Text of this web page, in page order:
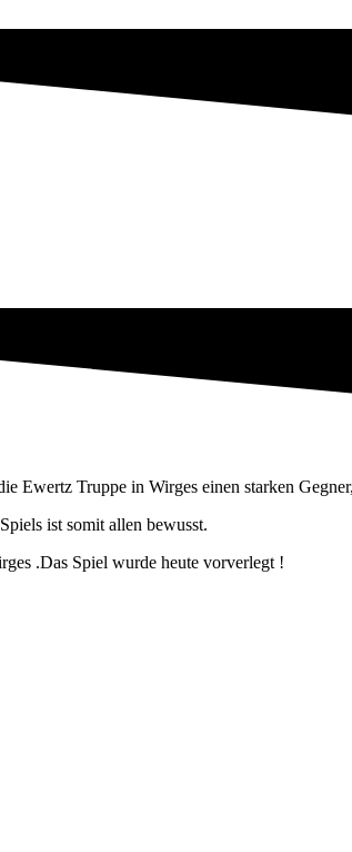
Ewertz Truppe in Wirges einen starken
ist somit allen bewusst.
.Das Spiel wurde heute vorverlegt !